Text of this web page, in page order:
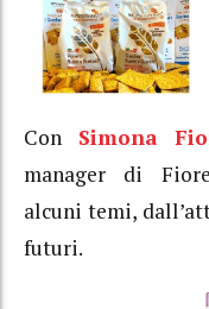
Con Simona
manager di
alcuni temi,
futuri.